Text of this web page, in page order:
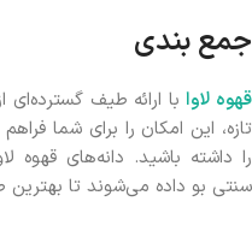
جمع بندی
قهوه لاوا با ارائه طیف گسترده‌ای
تازه، این امکان را برای شما
را داشته باشید. دانه‌های
سنتی بو داده می‌شوند تا بهترین